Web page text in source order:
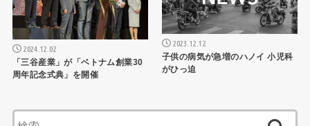
2024.12.02
「三谷産業」が「ベトナム創業30
周年記念式典」を開催
2023.12.12
子供の病気が急増のハノイ 小児科
がひっ迫